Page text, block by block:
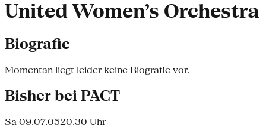
United Women’s Orchestra
Biografie
Momentan liegt leider keine Biografie vor.
Bisher bei PACT
Sa 09.07.0520.30 Uhr